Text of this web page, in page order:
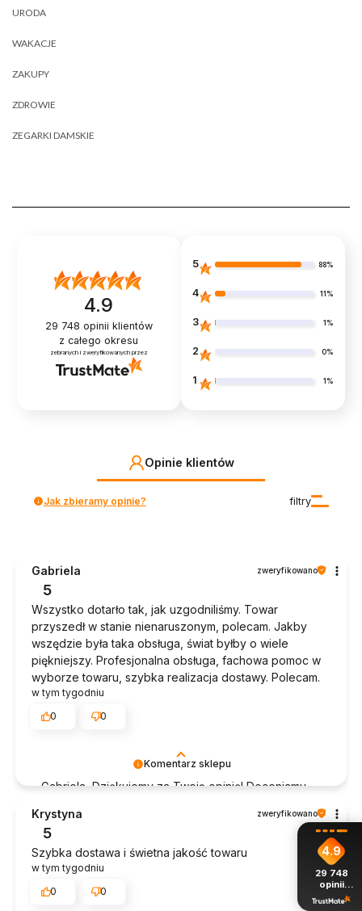
URODA
WAKACJE
ZAKUPY
ZDROWIE
ZEGARKI DAMSKIE
4.9
29 748 opinii klientów
z całego okresu
zebranych i zweryfikowanych przez
5 88%
4 11%
3 1%
2 0%
1 1%
Opinie klientów
filtry
Jak zbieramy opinie?
Komentarz sklepu
Gabriela, Dziękujemy za Twoją opinię! Doceniamy
doświadczeniem. Jesteśmy szczęśliwi, że mamy
takich klientów. Z pozdrowieniami, obsługa sklepu.
Gabriela zweryfikowano
5
Wszystko dotarło tak, jak uzgodniliśmy. Towar
przyszedł w stanie nienaruszonym, polecam. Jakby
wszędzie była taka obsługa, świat byłby o wiele
piękniejszy. Profesjonalna obsługa, fachowa pomoc w
wyborze towaru, szybka realizacja dostawy. Polecam.
w tym tygodniu
0
0
Krystyna zweryfikowano
5
Szybka dostawa i świetna jakość towaru
w tym tygodniu
0
0
4.9
29 748
opinii
z całego
okresu